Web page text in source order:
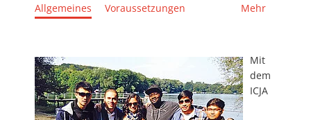
Allgemeines Voraussetzungen Mehr
Mit
dem
ICJA